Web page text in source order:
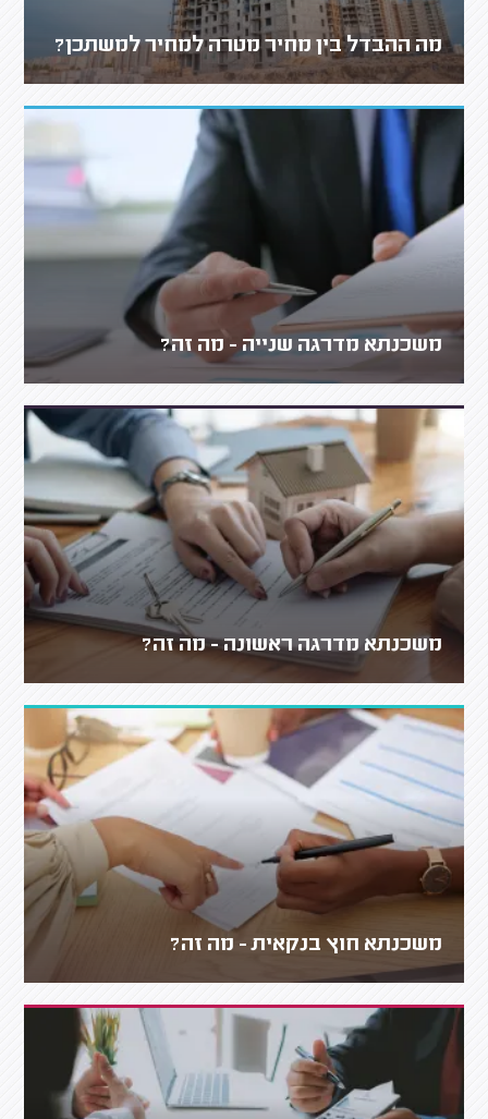
מה ההבדל בין מחיר מטרה למחיר למשתכן?
משכנתא מדרגה שנייה - מה זה?
משכנתא מדרגה ראשונה - מה זה?
משכנתא חוץ בנקאית - מה זה?